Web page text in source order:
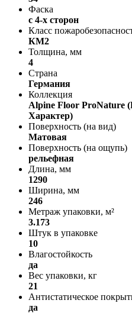
Фаска
с 4-х сторон
Класс
КМ2
Толщина, мм
4
Страна
Германия
Коллекция
Alpine Floor ProNature
Характер)
Поверхность (на вид)
Матовая
Поверхность (на ощупь)
рельефная
Длина, мм
1290
Ширина, мм
246
Метраж упаковки, м²
3.173
Штук в упаковке
10
Влагостойкость
да
Вес упаковки, кг
21
Антистатическое
да